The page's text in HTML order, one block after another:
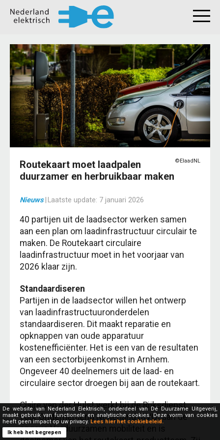
©ElaadNL
Routekaart moet laadpalen
duurzamer en herbruikbaar maken
Nieuws|Laatste update: 7 januari 2026
40 partijen uit de laadsector werken samen
aan een plan om laadinfrastructuur circulair te
maken. De Routekaart circulaire
laadinfrastructuur moet in het voorjaar van
2026 klaar zijn.
Standaardiseren
Partijen in de laadsector willen het ontwerp
van laadinfrastructuuronderdelen
standaardiseren. Dit maakt reparatie en
opknappen van oude apparatuur
kostenefficiënter. Het is een van de resultaten
van een sectorbijeenkomst in Arnhem.
Ongeveer 40 deelnemers uit de laad- en
circulaire sector droegen bij aan de routekaart.
Claire van der Hulst werkt bij de Rijksdienst
voor Ondernemend Nederland (RVO) aan de
opgave Verduurzamen mobiliteit en is
De website van Nederland Elektrisch, onderdeel van Dé Duurzame Uitgeverij,
maakt gebruik van functionele en analytische cookies. Deze vorm van cookies
heeft geen impact op uw privacy. Lees hier het cookiebeleid.
Ik heb het begrepen